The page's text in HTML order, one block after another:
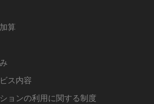
算
ス内容
ョンの利用に関する制度